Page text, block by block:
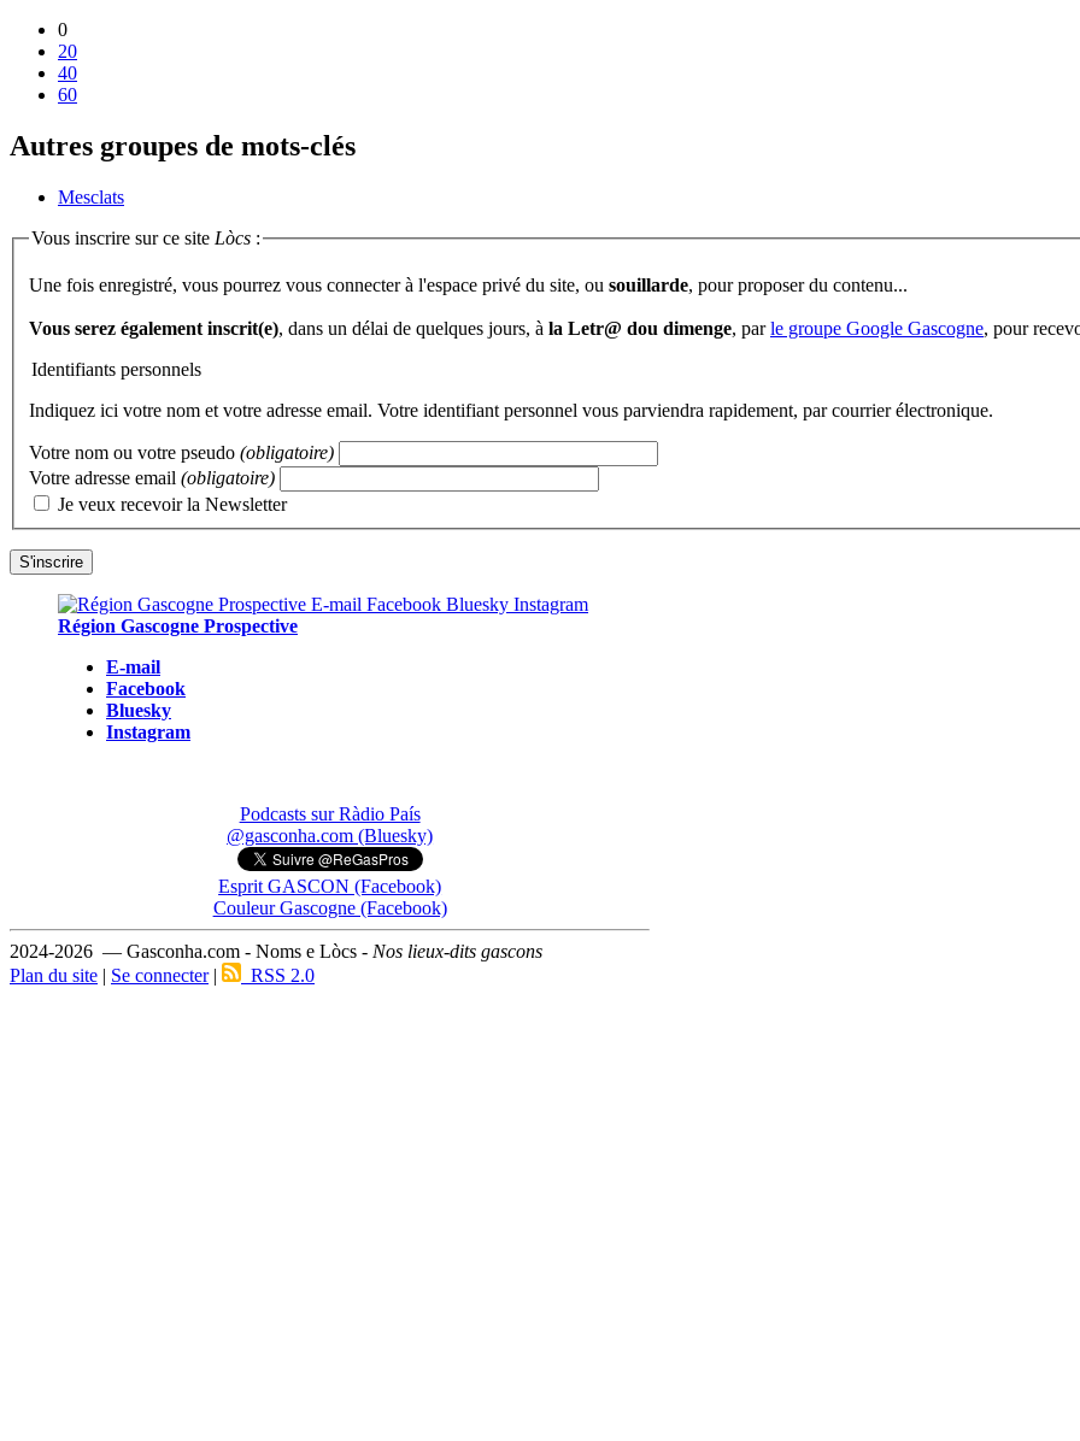
0
20
40
60
Autres groupes de mots-clés
Mesclats
Vous inscrire sur ce site Lòcs :
Une fois enregistré, vous pourrez vous connecter à l'espace privé du site, ou souillarde , pour proposer du contenu...
Vous serez également inscrit(e), dans un délai de quelques jours, à la Letr@ dou dimenge, parle groupe Google Gascogne, pour
Identifiants personnels
Indiquez ici votre nom et votre adresse email. Votre identifiant personnel vous parviendra rapidement, par courrier électronique.
Votre nom ou votre pseudo (obligatoire)
Votre adresse email (obligatoire)
Je veux recevoir la Newsletter
Région Gascogne Prospective
E-mail
Facebook
Bluesky
Instagram
Podcasts sur Ràdio País
@gasconha.com (Bluesky)
Esprit GASCON (Facebook)
Couleur Gascogne (Facebook)
2024-2026 — Gasconha.com - Noms e Lòcs - Nos lieux-dits gascons
Plan du site | Se connecter| RSS 2.0